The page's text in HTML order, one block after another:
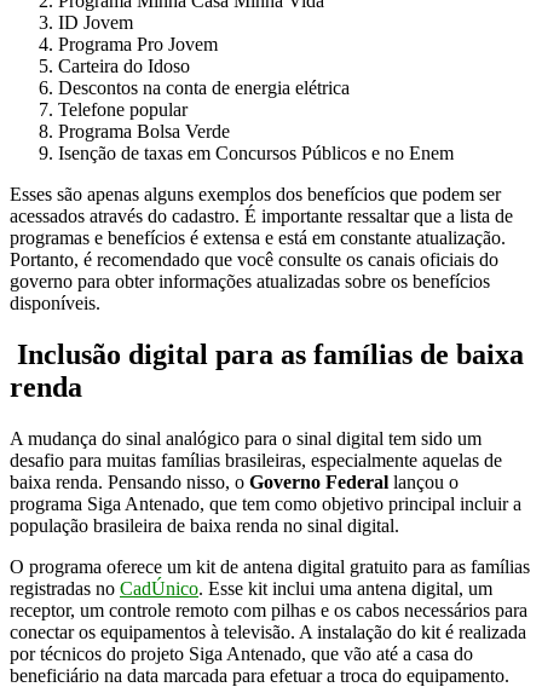
ID Jovem
Programa Pro Jovem
Carteira do Idoso
Descontos na conta de energia elétrica
Telefone popular
Programa Bolsa Verde
Isenção de taxas em Concursos Públicos e no Enem
Esses são apenas alguns exemplos dos benefícios que podem ser
acessados através do cadastro. É importante ressaltar que a lista de
programas e benefícios é extensa e está em constante atualização.
Portanto, é recomendado que você consulte os canais oficiais do
governo para obter informações atualizadas sobre os benefícios
disponíveis.
Inclusão digital para as famílias de baixa
renda
A mudança do sinal analógico para o sinal digital tem sido um
desafio para muitas famílias brasileiras, especialmente aquelas de
baixa renda. Pensando nisso, o Governo Federal lançou o
programa Siga Antenado, que tem como objetivo principal incluir a
população brasileira de baixa renda no sinal digital.
O programa oferece um kit de antena digital gratuito para as famílias
registradas no CadÚnico. Esse kit inclui uma antena digital, um
receptor, um controle remoto com pilhas e os cabos necessários para
conectar os equipamentos à televisão. A instalação do kit é realizada
por técnicos do projeto Siga Antenado, que vão até a casa do
beneficiário na data marcada para efetuar a troca do equipamento.